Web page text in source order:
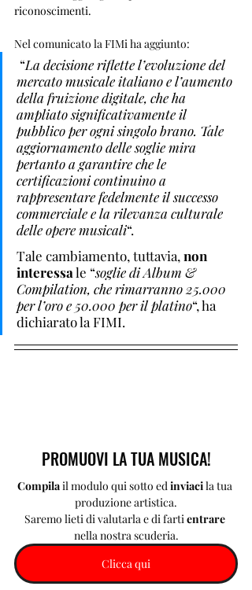
riconoscimenti.
Nel comunicato la FIMi ha aggiunto:
“La decisione riflette l’evoluzione del
mercato musicale italiano e l’aumento
della fruizione digitale, che ha
ampliato significativamente il
pubblico per ogni singolo brano. Tale
aggiornamento delle soglie mira
pertanto a garantire che le
certificazioni continuino a
rappresentare fedelmente il successo
commerciale e la rilevanza culturale
delle opere musicali“.
Tale cambiamento, tuttavia, non
interessa le “soglie di Album &
Compilation, che rimarranno 25.000
per l’oro e 50.000 per il platino“, ha
dichiarato la FIMI.
PROMUOVI LA TUA MUSICA!
Compila il modulo qui sotto ed inviaci la tua
produzione artistica.
Saremo lieti di valutarla e di farti entrare
nella nostra scuderia.
Clicca qui